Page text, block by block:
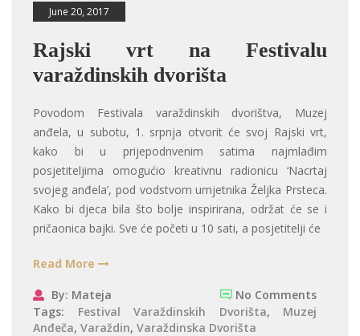
June 20, 2017
Rajski vrt na Festivalu
varaždinskih dvorišta
Povodom Festivala varaždinskih dvorištva, Muzej
anđela, u subotu, 1. srpnja otvorit će svoj Rajski vrt,
kako bi u prijepodnvenim satima najmlađim
posjetiteljima omogućio kreativnu radionicu ‘Nacrtaj
svojeg anđela’, pod vodstvom umjetnika Željka Prsteca.
Kako bi djeca bila što bolje inspirirana, održat će se i
pričaonica bajki. Sve će početi u 10 sati, a posjetitelji će
Read More
By: Mateja
No Comments
Tags: Festival Varaždinskih Dvorišta, Muzej
Anđeča, Varaždin, Varaždinska Dvorišta